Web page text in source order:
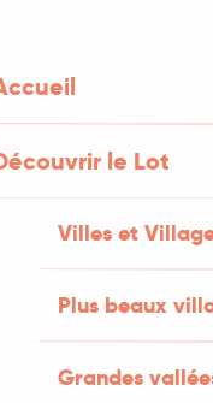
le Lot
Villes et
Plus beaux
Grandes
sur-Célé
de Marcilhac-
Office de